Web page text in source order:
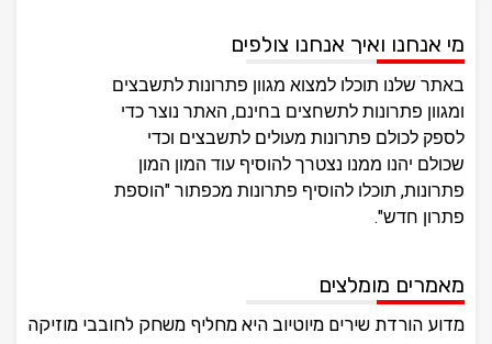
מי אנחנו ואיך אנחנו צולפים
באתר שלנו תוכלו למצוא מגוון פתרונות לתשבצים
ומגוון פתרונות לתשחצים בחינם, האתר נוצר כדי
לספק לכולם פתרונות מעולים לתשבצים וכדי
שכולם יהנו ממנו נצטרך להוסיף עוד המון המון
פתרונות, תוכלו להוסיף פתרונות מכפתור "הוספת
פתרון חדש".
מאמרים מומלצים
מדוע הורדת שירים מיוטיוב היא מחליף משחק לחובבי מוזיקה